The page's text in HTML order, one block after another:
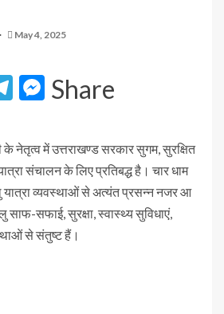
May 4, 2025
Telegram
Messenger
Share
के नेतृत्व में उत्तराखण्ड सरकार सुगम, सुरक्षित
संचालन के लिए प्रतिबद्ध है। चार धाम
यात्रा व्यवस्थाओं से अत्यंत प्रसन्न नजर आ
साफ-सफाई, सुरक्षा, स्वास्थ्य सुविधाएं,
से संतुष्ट हैं।